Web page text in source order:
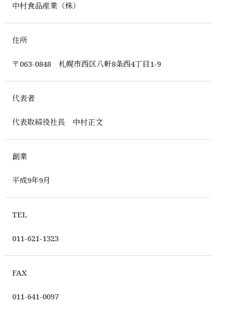
中村食品産業（株）
住所
〒063-0848 札幌市西区八軒8条西4丁目1-9
代表者
代表取締役社長 中村正文
創業
平成9年9月
TEL
011-621-1323
FAX
011-641-0097